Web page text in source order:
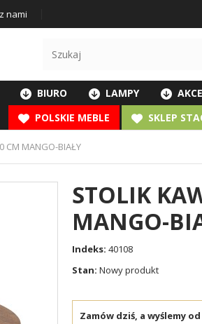
nami
BIURO LAMPY
POLSKIE MEBLE
SKLEP
CM MANGO-BIAŁY
STOLIK
MANGO-
Indeks: 40108
Stan: Nowy produkt
Zamów dziś, a wyślemy